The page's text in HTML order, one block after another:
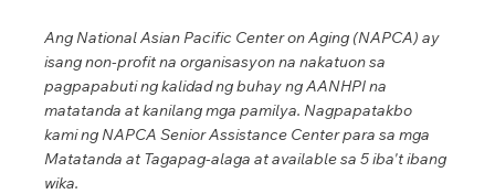
Ang National Asian Pacific Center on Aging (NAPCA) ay
isang non-profit na organisasyon na nakatuon sa
pagpapabuti ng kalidad ng buhay ng AANHPI na
matatanda at kanilang mga pamilya. Nagpapatakbo
kami ng NAPCA Senior Assistance Center para sa mga
Matatanda at Tagapag-alaga at available sa 5 iba't ibang
wika.